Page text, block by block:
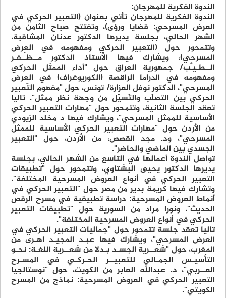
الندوة الفكرية للمهرجان:
الندوة الفكرية للمهرجان تأتي بعنوان (التعبير الحركي في
العرض المسرحي: قضايا ورؤى)، وتفتتح صباح الثامن من
الشهر الحالي، بجلسة يديرها الدكتور عدنان المشاقبة،
وتتمحور حول (التعبير الحركي ومفهومه في العرض
المسرحي)، ويشارك فيها الأستاذ الدكتور مــظـَـفـر
الــطـيـَّب/ جمهورية العراق حول "أداء الممثل الحركي
ومفهومه في الدراما الراقصة (الكوريوغراف) في العرض
المسرحي"، الدكتور نوفل العزارة/ تونس، حول "مفهوم التّعبير
الحركي بين التصلّب والتّسيّل من وجهة نظر ممثل". تاليا
تعقد الجلسة الثانية، وتتمحور حول "مهارات التعبير الحركي
الأساسية للممثل المسرحي"، ويشارك فيها د مخلد الزيودي
من الأردن حول "مهارات التعبير الحركي الأساسية للممثل
المسرحي"، ود. مجد القصص، من الأردن، حول "التعبير
الجسدي بين الماضي والحاضر".
تواصل الندوة أعمالها في التاسع من الشهر الحالي، بجلسة
يديرها الدكتور يحيى البشتاوي، وتتمحور حول "تطبيقات
التعبير الحركي في أنواع العروض المسرحية المختلفة"،
وتشارك فيها كريمة بدير من مصر حول "التعبير الحركي في
أنماط العروض المسرحية: دراسة تطبيقية في مسرح الرقص
الحديث"، ونورا مراد من السورية حول "تطبيقات التعبير
الحركي في أنواع العروض المسرحية المختلفة".
تاليا تعقد جلسة تتمحور حول "جماليات التعبير الحركي في
العرض المسرحي"، ويشارك فيها عبـد المجيـد اهـرى من
المغرب، حول "شعــرية الجسـد بـدلا من شعــرية اللغـة: نحـو
التأسيـس الجمـالي للتعبيــر الحـركـي في المسـرح
العــربي"، د. عبدالله العابر من الكويت، حول "نوستالجيا
التعبير الحركي في العروض المسرحية: نماذج من المسرح
الكويتي".